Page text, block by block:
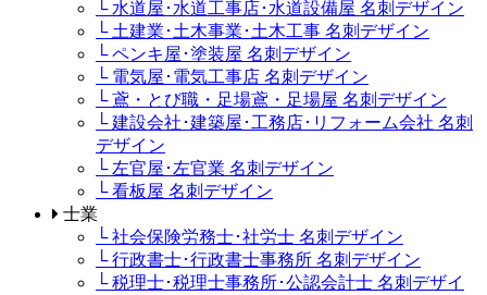
└ 水道屋･水道工事店･水道設備屋 名刺デザイン
└ 土建業･土木事業･土木工事 名刺デザイン
└ ペンキ屋･塗装屋 名刺デザイン
└ 電気屋･電気工事店 名刺デザイン
└ 鳶・とび職・足場鳶・足場屋 名刺デザイン
└ 建設会社･建築屋･工務店･リフォーム会社 名刺
デザイン
└ 左官屋･左官業 名刺デザイン
└ 看板屋 名刺デザイン
士業
└ 社会保険労務士･社労士 名刺デザイン
└ 行政書士･行政書士事務所 名刺デザイン
└ 税理士･税理士事務所･公認会計士 名刺デザイ